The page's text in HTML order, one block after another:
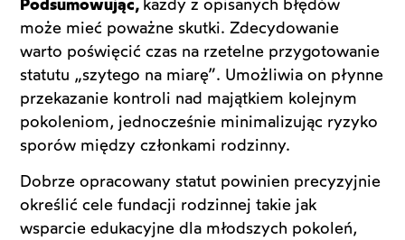
Podsumowując, każdy z opisanych błędów
może mieć poważne skutki. Zdecydowanie
warto poświęcić czas na rzetelne przygotowanie
statutu „szytego na miarę”. Umożliwia on płynne
przekazanie kontroli nad majątkiem kolejnym
pokoleniom, jednocześnie minimalizując ryzyko
sporów między członkami rodzinny.
Dobrze opracowany statut powinien precyzyjnie
określić cele fundacji rodzinnej takie jak
wsparcie edukacyjne dla młodszych pokoleń,